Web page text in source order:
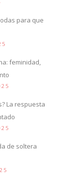
para que
feminidad,
La respuesta
de soltera